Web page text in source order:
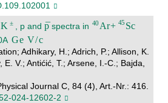
, p and
spectra in
Adhikary, H.; Adrich, P.; Allison, K.
E. V.; Antićić, T.; Arsene, I.-C.; Bajda,
Journal C, 84 (4), Art.-Nr.: 416.
024-12602-2